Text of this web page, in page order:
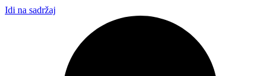
Idi na sadržaj